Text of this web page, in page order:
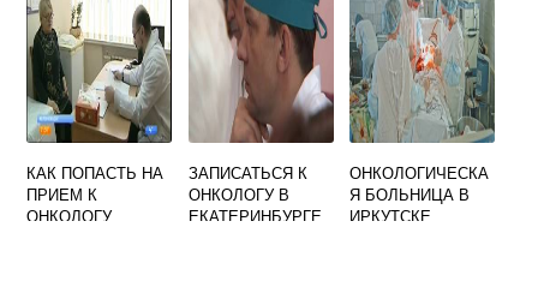
КАК ПОПАСТЬ НА
ПРИЕМ К
ОНКОЛОГУ
ЗАПИСАТЬСЯ К
ОНКОЛОГУ В
ЕКАТЕРИНБУРГЕ
ОНКОЛОГИЧЕСКА
Я БОЛЬНИЦА В
ИРКУТСКЕ